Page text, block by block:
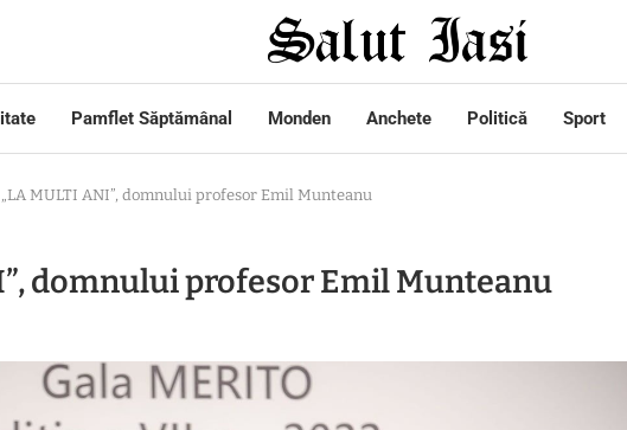
Pamflet Săptămânal Monden Anchete Politică Sport
MULTI ANI”, domnului profesor Emil Munteanu
domnului profesor Emil Munteanu